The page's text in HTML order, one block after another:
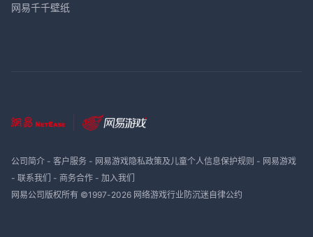
网易千千壁纸
公司简介- 客户服务- 网易游戏隐私政策及儿童个人信息保护规则 - 网易游戏
- 联系我们 - 商务合作- 加入我们
网易公司版权所有 ©1997-2026 网络游戏行业防沉迷自律公约